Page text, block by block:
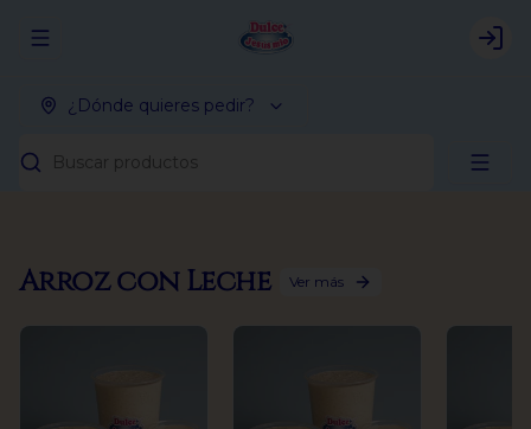
Abrir menu de navegación
¿Dónde quieres pedir?
Buscar productos
Arroz con Leche Ver más